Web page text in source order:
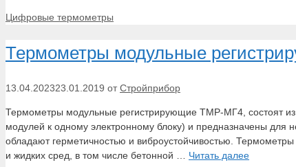
Рубрики
Цифровые термометры
Термометры модульные
13.04.202323.01.2019 отСтройприбор
Термометры модульные регистрирующие ТМР-МГ4, состоят
модулей к одному электронному блоку) и предназначены для
обладают герметичностью и виброустойчивостью.
и жидких сред, в том числе бетонной … Читать далее